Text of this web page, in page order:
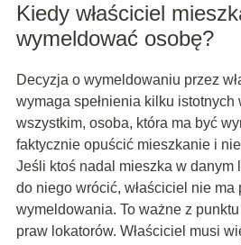
Kiedy właściciel
wymeldować osobę?
Decyzja o wymeldowaniu przez
wymaga spełnienia kilku istotnych
wszystkim, osoba, która ma być
faktycznie opuścić mieszkanie i
Jeśli ktoś nadal mieszka w danym
do niego wrócić, właściciel nie ma
wymeldowania. To ważne z
praw lokatorów. Właściciel musi